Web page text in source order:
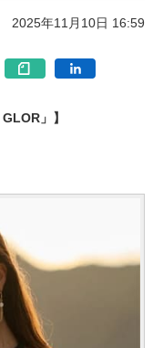
2025年11月10日 16:59
」】